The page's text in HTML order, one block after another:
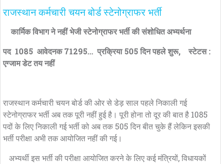
राजस्थान कर्मचारी चयन बोर्ड स्टेनोग्राफर भर्ती
कार्मिक विभाग ने नहीं भेजी स्टेनोग्राफर भर्ती की संशोधित अभ्यर्थना
पद 1085 आवेदनक 71295... प्रक्रिया 505 दिन पहले शुरू, स्टेटस :
एग्जाम डेट तय नहीं
राजस्थान कर्मचारी चयन बोर्ड की ओर से डेड़ साल पहले निकाली गई
स्टेनोग्राफर भर्ती अब तक पूरी नहीं हुई है। पूरी होना तो दूर की बात है 1085
पदों के लिए निकाली गई भर्ती को अब तक 505 दिन बीत चुके हैं लेकिन इसकी
भर्ती परीक्षा अभी तक आयोजित नहीं की गई।
अभ्यर्थी इस भर्ती की परीक्षा आयोजित करने के लिए कई मंत्रियों, विधायकों